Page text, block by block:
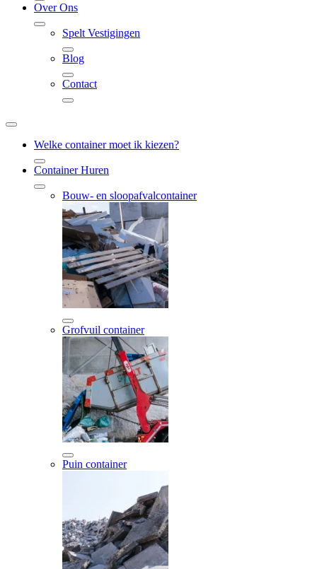
Over Ons
Spelt Vestigingen
Blog
Contact
Welke container moet ik kiezen?
Container Huren
Bouw- en sloopafvalcontainer
Grofvuil container
Puin container